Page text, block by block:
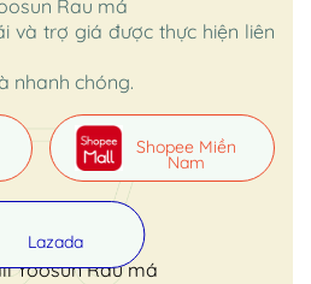
Rau má
và trợ giá được thực hiện liên
nhanh chóng.
Yoosun Rau má
Shopee Miền
Nam
Lazada